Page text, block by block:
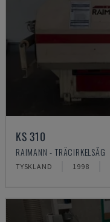
KS 310
RAIMANN - TRÄCIRKELSÅG
TYSKLAND 1998